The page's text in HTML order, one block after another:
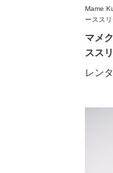
Mame
ースス
マメ
スス
レン